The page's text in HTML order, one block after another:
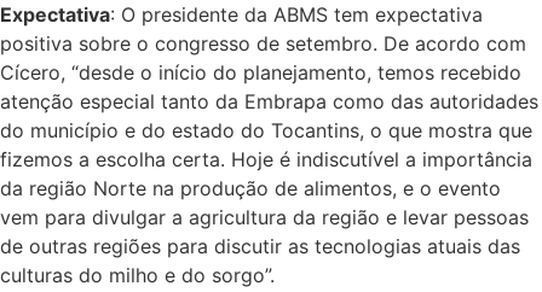
Expectativa: O presidente da ABMS tem expectativa
positiva sobre o congresso de setembro. De acordo com
Cícero, “desde o início do planejamento, temos recebido
atenção especial tanto da Embrapa como das autoridades
do município e do estado do Tocantins, o que mostra que
fizemos a escolha certa. Hoje é indiscutível a importância
da região Norte na produção de alimentos, e o evento
vem para divulgar a agricultura da região e levar pessoas
de outras regiões para discutir as tecnologias atuais das
culturas do milho e do sorgo”.